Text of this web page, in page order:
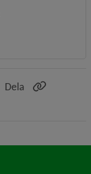
Dela